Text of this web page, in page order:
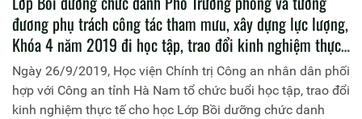
đương phụ trách công tác tham mưu, xây dựng lực lượng,
Khóa 4 năm 2019 đi học tập, trao đổi kinh nghiệm thực
tế tại Công an tỉnh Hà Nam
Ngày 26/9/2019, Học viện Chính trị Công an nhân dân phối
hợp với Công an tỉnh Hà Nam tổ chức buổi học tập, trao đổi
kinh nghiệm thực tế cho học Lớp Bồi dưỡng chức danh